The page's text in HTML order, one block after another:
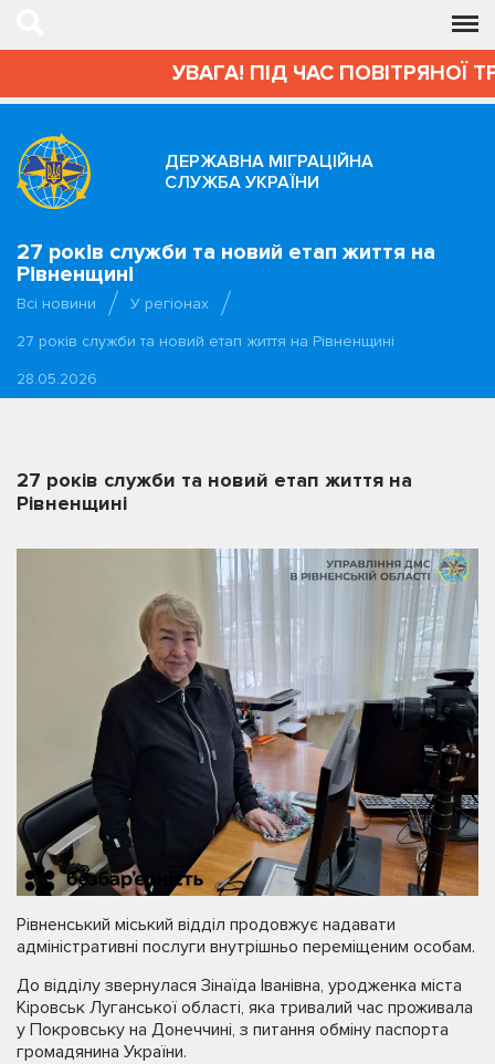
УВАГА! ПІД ЧАС ПОВІТРЯНОЇ
ДЕРЖАВНА МІГРАЦІЙНА
СЛУЖБА УКРАЇНИ
27 років служби та новий етап життя на
Рівненщині
Всі новини
У регіонах
27 років служби та новий етап життя на Рівненщині
28.05.2026
27 років служби та новий етап життя на
Рівненщині
Рівненський міський відділ продовжує надавати
адміністративні послуги внутрішньо переміщеним особам.
До відділу звернулася Зінаїда Іванівна, уродженка міста
Кіровськ Луганської області, яка тривалий час проживала
у Покровську на Донеччині, з питання обміну паспорта
громадянина України.